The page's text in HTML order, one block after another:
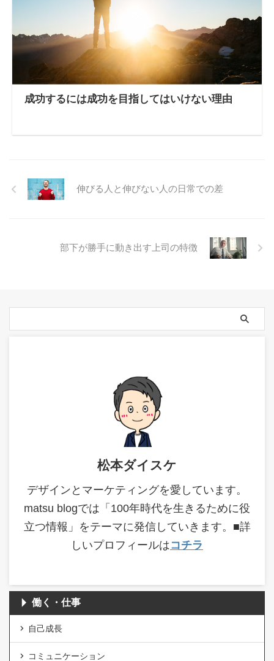
成功するには成功を目指してはいけない理由
伸びる人と伸びない人の日常での差
部下が勝手に動き出す上司の特徴
松本ダイスケ
デザインとマーケティングを愛しています。
matsu blogでは「100年時代を生きるために役
立つ情報」をテーマに発信していきます。■詳
しいプロフィールはコチラ
働く・仕事
自己成長
コミュニケーション